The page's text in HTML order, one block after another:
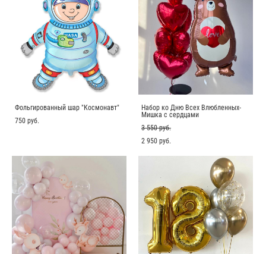
Фольгированный шар "Космонавт"
750 pуб.
Набор ко Дню Всех Влюбленных-
Мишка с сердцами
3 550 pуб.
2 950 pуб.